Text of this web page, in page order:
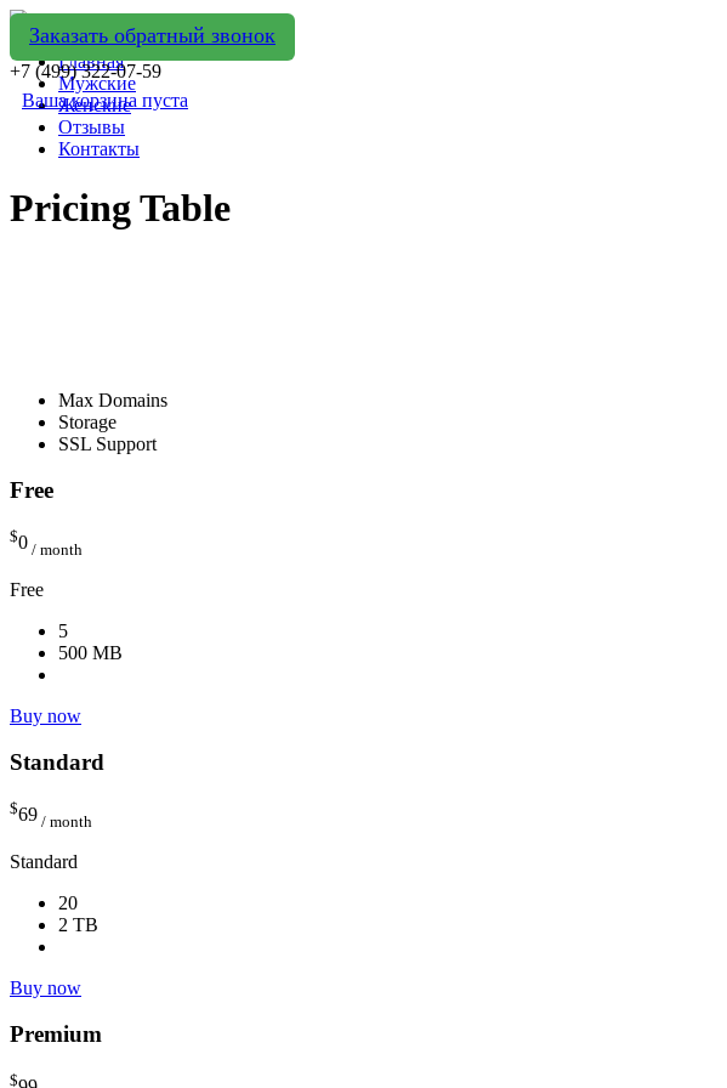
Заказать обратный звонок
+7 (499) 322-07-59
Ваша корзина пуста
Главная
Мужские
Женские
Отзывы
Контакты
Pricing Table
Max Domains
Storage
SSL Support
Free
$0 / month
Free
5
500 MB
Buy now
Standard
$69 / month
Standard
20
2 TB
Buy now
Premium
$